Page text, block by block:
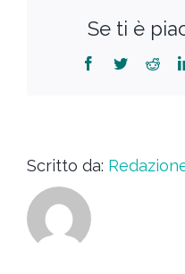
Se ti è
Scritto da: